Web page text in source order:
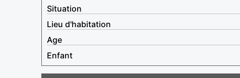
Situation
Lieu d'habitation
Age
Enfant